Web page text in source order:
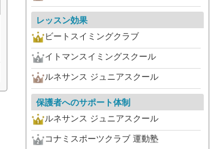
レッスン効果
ビートスイミングクラブ
イトマンスイミングスクール
ルネサンス ジュニアスクール
保護者へのサポート体制
ルネサンス ジュニアスクール
コナミスポーツクラブ 運動塾